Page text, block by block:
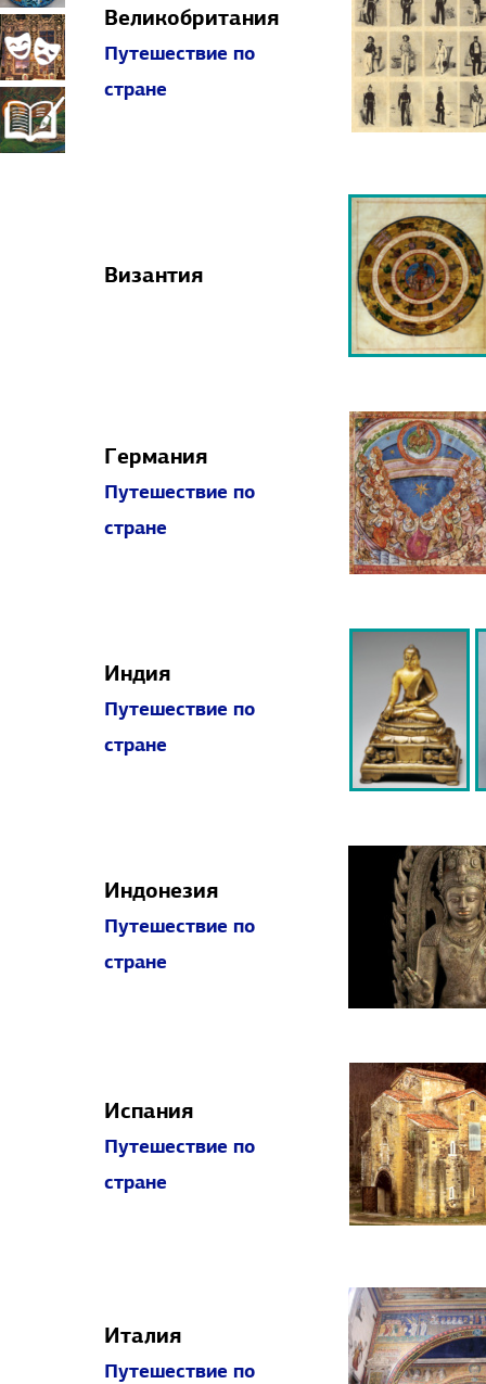
Великобритания
Путешествие по
стране
Византия
Германия
Путешествие по
стране
Индия
Путешествие по
стране
Индонезия
Путешествие по
стране
Испания
Путешествие по
стране
Италия
Путешествие по
Театрально-